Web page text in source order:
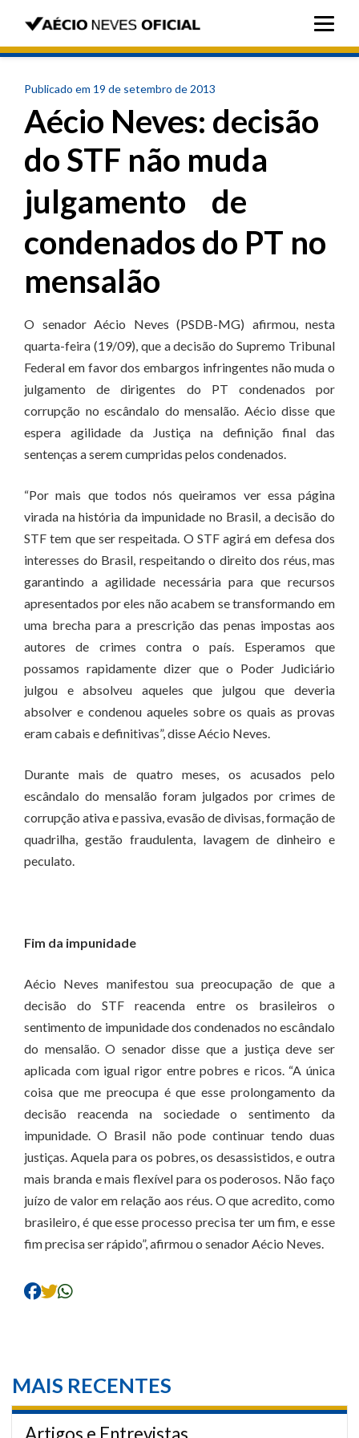
Publicado em 19 de setembro de 2013
Aécio Neves: decisão
do STF não muda
julgamento de
condenados do PT no
mensalão
O senador Aécio Neves (PSDB-MG) afirmou, nesta
quarta-feira (19/09), que a decisão do Supremo Tribunal
Federal em favor dos embargos infringentes não muda o
julgamento de dirigentes do PT condenados por
corrupção no escândalo do mensalão. Aécio disse que
espera agilidade da Justiça na definição final das
sentenças a serem cumpridas pelos condenados.
“Por mais que todos nós queiramos ver essa página
virada na história da impunidade no Brasil, a decisão do
STF tem que ser respeitada. O STF agirá em defesa dos
interesses do Brasil, respeitando o direito dos réus, mas
garantindo a agilidade necessária para que recursos
apresentados por eles não acabem se transformando em
uma brecha para a prescrição das penas impostas aos
autores de crimes contra o país. Esperamos que
possamos rapidamente dizer que o Poder Judiciário
julgou e absolveu aqueles que julgou que deveria
absolver e condenou aqueles sobre os quais as provas
eram cabais e definitivas”, disse Aécio Neves.
Durante mais de quatro meses, os acusados pelo
escândalo do mensalão foram julgados por crimes de
corrupção ativa e passiva, evasão de divisas, formação de
quadrilha, gestão fraudulenta, lavagem de dinheiro e
peculato.
Fim da impunidade
Aécio Neves manifestou sua preocupação de que a
decisão do STF reacenda entre os brasileiros o
sentimento de impunidade dos condenados no escândalo
do mensalão. O senador disse que a justiça deve ser
aplicada com igual rigor entre pobres e ricos. “A única
coisa que me preocupa é que esse prolongamento da
decisão reacenda na sociedade o sentimento da
impunidade. O Brasil não pode continuar tendo duas
justiças. Aquela para os pobres, os desassistidos, e outra
mais branda e mais flexível para os poderosos. Não faço
juízo de valor em relação aos réus. O que acredito, como
brasileiro, é que esse processo precisa ter um fim, e esse
fim precisa ser rápido”, afirmou o senador Aécio Neves.
MAIS RECENTES
Artigos e Entrevistas